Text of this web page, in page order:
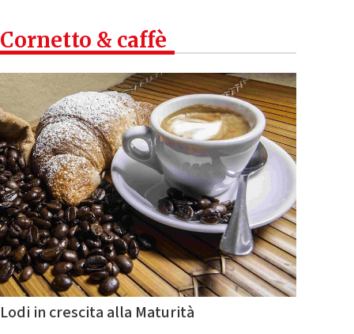
Cornetto & caffè
Lodi in crescita alla Maturità